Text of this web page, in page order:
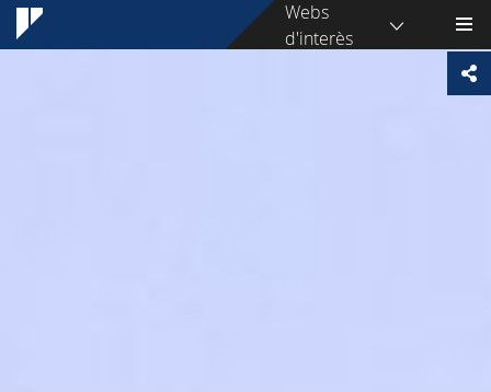
Webs
d'interès